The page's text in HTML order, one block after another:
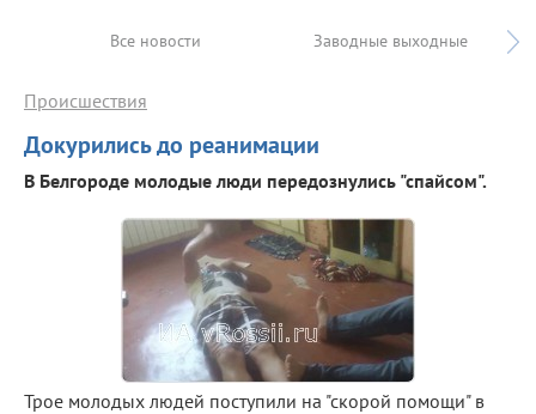
Все новости Заводные выходные
Докурились до реанимации
Происшествия
В Белгороде молодые люди передознулись "спайсом".
Трое молодых людей поступили на "скорой помощи" в